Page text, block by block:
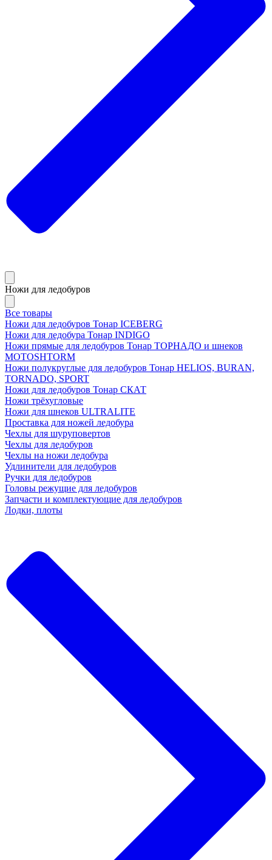
Ножи для ледобуров
Все товары
Ножи для ледобуров Тонар ICEBERG
Ножи для ледобура Тонар INDIGO
Ножи прямые для ледобуров Тонар ТОРНАДО и шнеков
MOTOSHTORM
Ножи полукруглые для ледобуров Тонар HELIOS, BURAN,
TORNADO, SPORT
Ножи для ледобуров Тонар СКАТ
Ножи трёхугловые
Ножи для шнеков ULTRALITE
Проставка для ножей ледобура
Чехлы для шуруповертов
Чехлы для ледобуров
Чехлы на ножи ледобура
Удлинители для ледобуров
Ручки для ледобуров
Головы режущие для ледобуров
Запчасти и комплектующие для ледобуров
Лодки, плоты